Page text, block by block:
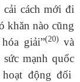
cách mới đi
khăn nào cũng
giải”(20) và
mạnh quốc
động đối